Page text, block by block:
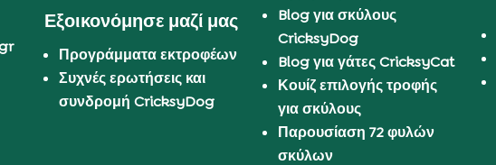
Εξοικονόμησε μαζί μας
Προγράμματα εκτροφέων
Συχνές ερωτήσεις και
συνδρομή CricksyDog
Blog για σκύλους
CricksyDog
Blog για γάτες CricksyCat
Κουίζ επιλογής τροφής
για σκύλους
Παρουσίαση 72 φυλών
σκύλων